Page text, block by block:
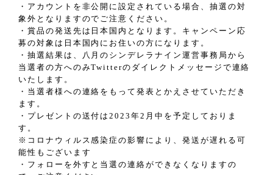
・アカウントを非公開に設定されている場合、抽選の対
象外となりますのでご注意ください。
・賞品の発送先は日本国内となります。キャンペーン応
募の対象は日本国内にお住いの方になります。
・抽選結果は、八月のシンデレラナイン運営事務局から
当選者の方へのみTwitterのダイレクトメッセージで連絡
いたします。
・当選者様への連絡をもって発表とかえさせていただき
ます。
・プレゼントの送付は2023年2月中を予定しておりま
す。
※コロナウィルス感染症の影響により、発送が遅れる可
能性もございます
・フォローを外すと当選の連絡ができなくなりますの